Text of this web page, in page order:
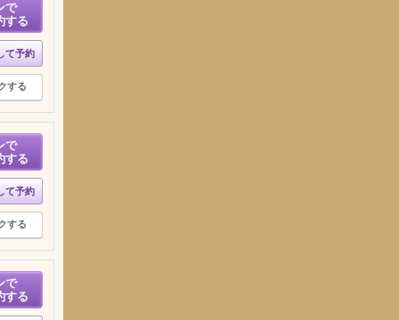
で
する
て予約
する
で
する
て予約
する
で
する